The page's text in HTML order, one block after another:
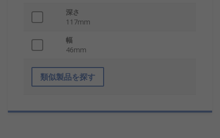
深さ
117mm
幅
46mm
類似製品を探す